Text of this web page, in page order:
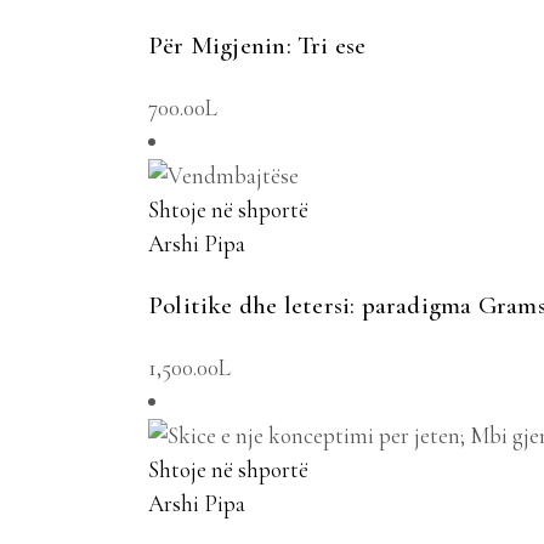
Për Migjenin: Tri ese
700.00L
Shtoje në shportë
Arshi Pipa
Politike dhe letersi: paradigma
1,500.00L
Shtoje në shportë
Arshi Pipa